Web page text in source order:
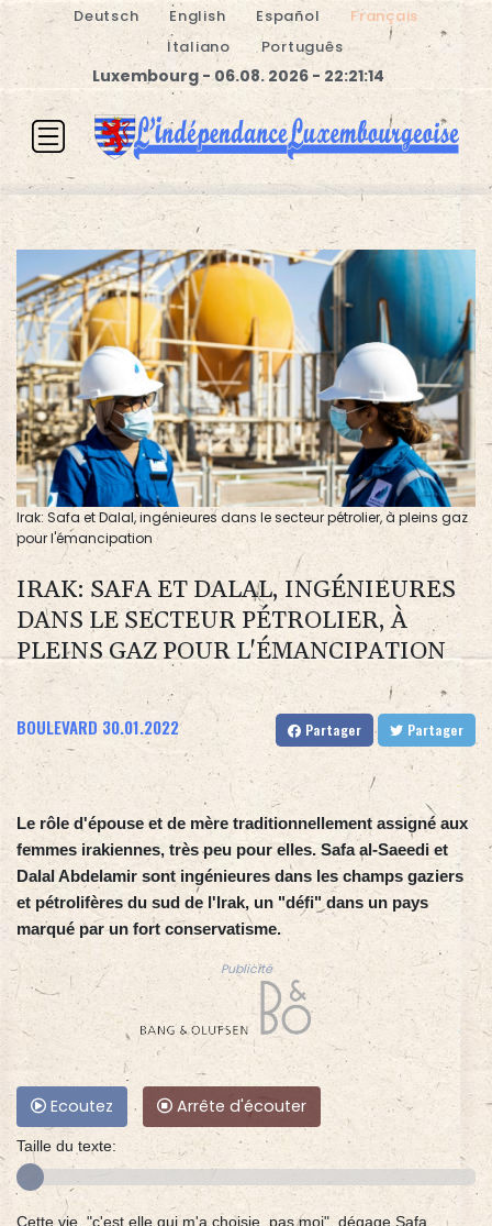
Deutsch English Español
Français
Italiano
Português
Luxembourg - 06.08. 2026 - 22:21:15
Irak: Safa et Dalal, ingénieures dans le secteur pétrolier, à pleins gaz
pour l'émancipation
IRAK: SAFA ET DALAL, INGÉNIEURES
DANS LE SECTEUR PÉTROLIER, À
PLEINS GAZ POUR L'ÉMANCIPATION
BOULEVARD 30.01.2022 Partager Partager
Le rôle d'épouse et de mère traditionnellement assigné aux
femmes irakiennes, très peu pour elles. Safa al-Saeedi et
Dalal Abdelamir sont ingénieures dans les champs gaziers
et pétrolifères du sud de l'Irak, un "défi" dans un pays
marqué par un fort conservatisme.
Publicité
Ecoutez Arrête d'écouter
Taille du texte:
Cette vie, "c'est elle qui m'a choisie, pas moi", dégage Safa